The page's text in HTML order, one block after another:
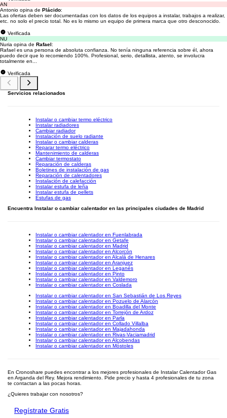
AN
Antonio opina de Plácido:
Las ofertas deben ser documentadas con los datos de los equipos a instalar, trabajos a realizar,
etc. no solo el precio total. No es lo mismo un equipo de primera marca que otro desconocido.
Verificada
NU
Nuria opina de Rafael:
Rafael es una persona de absoluta confianza. No tenía ninguna referencia sobre él, ahora
puedo decir que lo recomiendo 100%. Profesional, serio, detallista, atento, se involucra
totalmente en...
Verificada
Servicios relacionados
Instalar o cambiar termo eléctrico
Instalar radiadores
Cambiar radiador
Instalación de suelo radiante
Instalar o cambiar calderas
Reparar termo eléctrico
Mantenimiento de calderas
Cambiar termostato
Reparación de calderas
Boletines de instalación de gas
Reparación de calentadores
Instalación de calefacción
Instalar estufa de leña
Instalar estufa de pellets
Estufas de gas
Encuentra Instalar o cambiar calentador en las principales ciudades de Madrid
Instalar o cambiar calentador en Fuenlabrada
Instalar o cambiar calentador en Getafe
Instalar o cambiar calentador en Madrid
Instalar o cambiar calentador en Alcorcón
Instalar o cambiar calentador en Alcalá de Henares
Instalar o cambiar calentador en Aranjuez
Instalar o cambiar calentador en Leganés
Instalar o cambiar calentador en Pinto
Instalar o cambiar calentador en Valdemoro
Instalar o cambiar calentador en Coslada
Instalar o cambiar calentador en San Sebastián de Los Reyes
Instalar o cambiar calentador en Pozuelo de Alarcón
Instalar o cambiar calentador en Boadilla del Monte
Instalar o cambiar calentador en Torrejón de Ardoz
Instalar o cambiar calentador en Parla
Instalar o cambiar calentador en Collado Villalba
Instalar o cambiar calentador en Majadahonda
Instalar o cambiar calentador en Rivas-Vaciamadrid
Instalar o cambiar calentador en Alcobendas
Instalar o cambiar calentador en Móstoles
En Cronoshare puedes encontrar a los mejores profesionales de Instalar Calentador Gas
en Arganda del Rey. Mejora rendimiento. Pide precio y hasta 4 profesionales de tu zona
te contactan a las pocas horas.
¿Quieres trabajar con nosotros?
Regístrate Gratis